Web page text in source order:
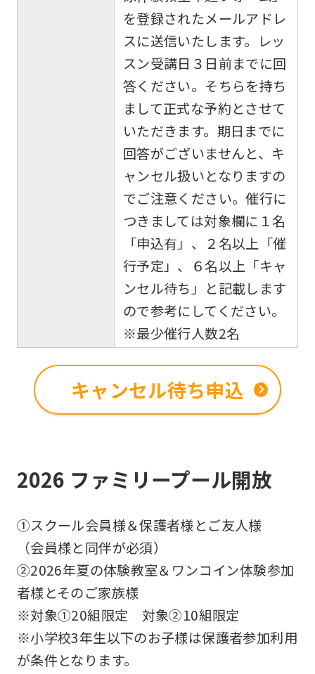
を登録されたメールアドレ
スに送信いたします。レッ
スン受講日３日前までに回
答ください。そちらを持ち
まして正式な予約とさせて
いただきます。期日までに
回答がございませんと、キ
ャンセル扱いとなりますの
でご注意ください。催行に
つきましては対象欄に１名
「申込有」、２名以上「催
行予定」、６名以上「キャ
ンセル待ち」と記載します
ので参考にしてください。
※最少催行人数2名
キャンセル待ち申込
2026 ファミリープール開放
①スクール会員様＆保護者様とご友人様
（会員様と同伴が必須）
➁2026年夏の体験教室＆ワンコイン体験参加
者様とそのご家族様
※対象①20組限定 対象➁10組限定
※小学校3年生以下のお子様は保護者参加利用
が条件となります。
For
foreigners
Sports
official
website
automatically
into
English.